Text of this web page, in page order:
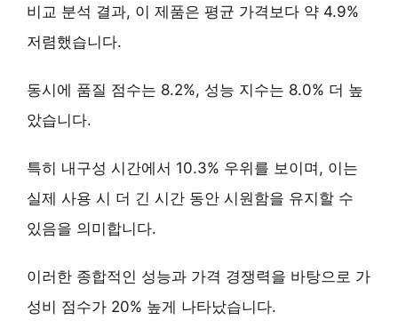
비교 분석 결과, 이 제품은 평균 가격보다 약 4.9%
저렴했습니다.
동시에 품질 점수는 8.2%, 성능 지수는 8.0% 더 높
았습니다.
특히 내구성 시간에서 10.3% 우위를 보이며, 이는
실제 사용 시 더 긴 시간 동안 시원함을 유지할 수
있음을 의미합니다.
이러한 종합적인 성능과 가격 경쟁력을 바탕으로 가
성비 점수가 20% 높게 나타났습니다.